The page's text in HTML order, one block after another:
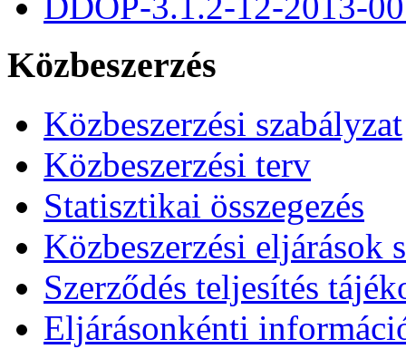
Közbeszerzés
Közbeszerzési szabályzat
Közbeszerzési terv
Statisztikai összegezés
Közbeszerzési eljárások
Szerződés teljesítés
Eljárásonkénti